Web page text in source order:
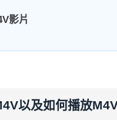
影片
以及如何播放